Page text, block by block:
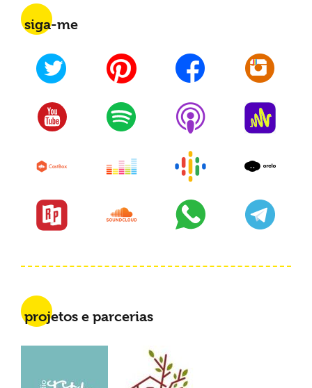
siga-me
projetos e parcerias